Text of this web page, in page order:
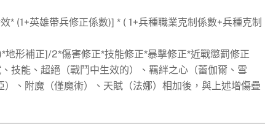
(1+英雄帶兵修正係數)] * ( 1+兵種職業克制係數+兵種克制
形補正]/2*傷害修正*技能修正*暴擊修正*近戰懲罰修正
技能、超絕（戰鬥中生效的）、羈絆之心（蕾伽爾、雪
、附魔（僅魔術）、天賦（法娜）相加後，與上述增傷疊